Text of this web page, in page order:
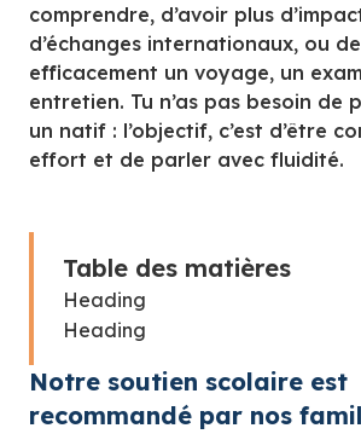
comprendre, d’avoir plus
d’échanges internationaux, ou
efficacement un voyage, un
entretien. Tu n’as pas besoin de
un natif : l’objectif, c’est d’être
effort et de parler avec fluidité.
Table des matières
Heading
Heading
Notre soutien scolaire est
recommandé par nos